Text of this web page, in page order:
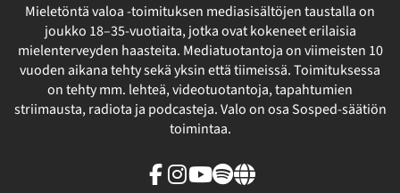
Mieletöntä valoa -toimituksen mediasisältöjen taustalla on
joukko 18–35-vuotiaita, jotka ovat kokeneet erilaisia
mielenterveyden haasteita. Mediatuotantoja on viimeisten 10
vuoden aikana tehty sekä yksin että tiimeissä. Toimituksessa
on tehty mm. lehteä, videotuotantoja, tapahtumien
striimausta, radiota ja podcasteja. Valo on osa Sosped-säätiön
toimintaa.
Facebook
Instagram
Youtube
SpotifyLinkki